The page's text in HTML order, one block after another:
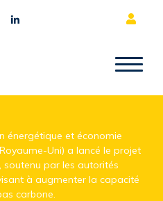
énergétique et économie
Uni) a lancé le projet
soutenu par les autorités
à augmenter la capacité
carbone.